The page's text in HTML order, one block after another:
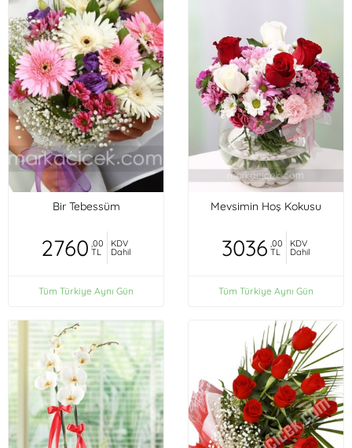
Bir Tebessüm
2760 ,00
TL
KDV
Dahil
Tüm Türkiye Aynı Gün
Mevsimin Hoş Kokusu
3036 ,00
TL
KDV
Dahil
Tüm Türkiye Aynı Gün